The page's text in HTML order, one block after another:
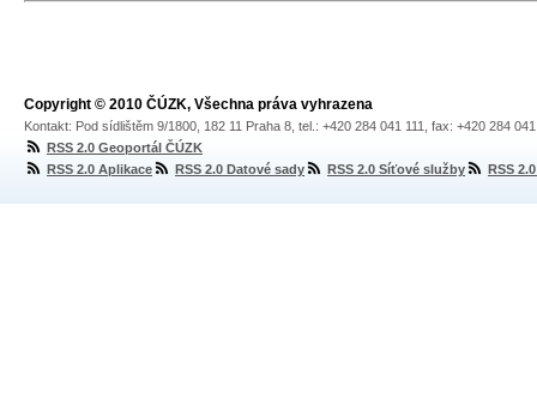
Copyright © 2010 ČÚZK, Všechna práva vyhrazena
Kontakt: Pod sídlištěm 9/1800, 182 11 Praha 8, tel.: +420 284 041 111, fax: +420 284
RSS 2.0 Geoportál ČÚZK
RSS 2.0 Aplikace
RSS 2.0 Datové sady RSS 2.0 Síťové služby RSS